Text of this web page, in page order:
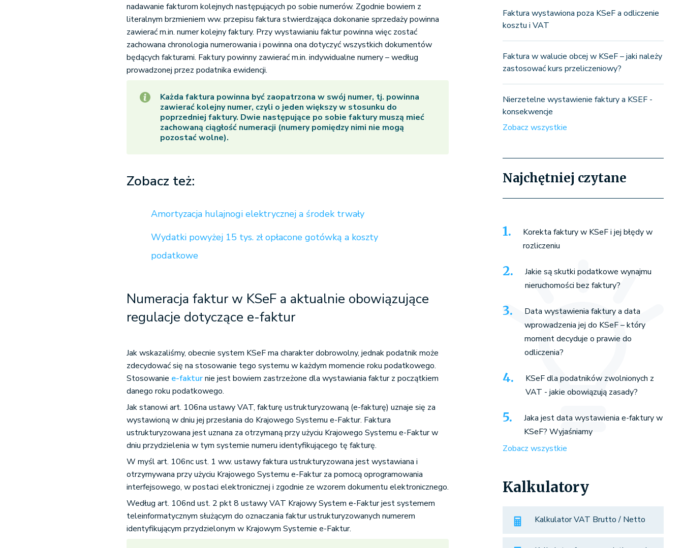
nadawanie fakturom kolejnych następujących po sobie numerów. Zgodnie bowiem z
literalnym brzmieniem ww. przepisu faktura stwierdzająca dokonanie sprzedaży powinna
zawierać m.in. numer kolejny faktury. Przy wystawianiu faktur powinna więc zostać
zachowana chronologia numerowania i powinna ona dotyczyć wszystkich dokumentów
będących fakturami. Faktury powinny zawierać m.in. indywidualne numery – według
prowadzonej przez podatnika ewidencji.
Każda faktura powinna być zaopatrzona w swój numer, tj. powinna
zawierać kolejny numer, czyli o jeden większy w stosunku do
poprzedniej faktury. Dwie następujące po sobie faktury muszą mieć
zachowaną ciągłość numeracji (numery pomiędzy nimi nie mogą
pozostać wolne).
Zobacz też:
Amortyzacja hulajnogi elektrycznej a środek trwały
Wydatki powyżej 15 tys. zł opłacone gotówką a koszty
podatkowe
Numeracja faktur w KSeF a aktualnie obowiązujące
regulacje dotyczące e-faktur
Jak wskazaliśmy, obecnie system KSeF ma charakter dobrowolny, jednak podatnik może
zdecydować się na stosowanie tego systemu w każdym momencie roku podatkowego.
Stosowanie e-fakturnie jest bowiem zastrzeżone dla wystawiania faktur z początkiem
danego roku podatkowego.
Jak stanowi art. 106na ustawy VAT, fakturę ustrukturyzowaną (e-fakturę) uznaje się za
wystawioną w dniu jej przesłania do Krajowego Systemu e-Faktur. Faktura
ustrukturyzowana jest uznana za otrzymaną przy użyciu Krajowego Systemu e-Faktur w
dniu przydzielenia w tym systemie numeru identyfikującego tę fakturę.
W myśl art. 106nc ust. 1 ww. ustawy faktura ustrukturyzowana jest wystawiana i
otrzymywana przy użyciu Krajowego Systemu e-Faktur za pomocą oprogramowania
interfejsowego, w postaci elektronicznej i zgodnie ze wzorem dokumentu elektronicznego.
Według art. 106nd ust. 2 pkt 8 ustawy VAT Krajowy System e-Faktur jest systemem
teleinformatycznym służącym do oznaczania faktur ustrukturyzowanych numerem
identyfikującym przydzielonym w Krajowym Systemie e-Faktur.
Faktura wystawiona poza KSeF a odliczenie
kosztu i VAT
Faktura w walucie obcej w KSeF – jaki należy
zastosować kurs przeliczeniowy?
Nierzetelne wystawienie faktury a KSEF -
konsekwencje
Zobacz wszystkie
Najchętniej czytane
Korekta faktury w KSeF i jej błędy w
rozliczeniu
Jakie są skutki podatkowe wynajmu
nieruchomości bez faktury?
Data wystawienia faktury a data
wprowadzenia jej do KSeF – który
moment decyduje o prawie do
odliczenia?
KSeF dla podatników zwolnionych z
VAT - jakie obowiązują zasady?
Jaka jest data wystawienia e-faktury w
KSeF? Wyjaśniamy
Zobacz wszystkie
Kalkulatory
Kalkulator VAT Brutto / Netto